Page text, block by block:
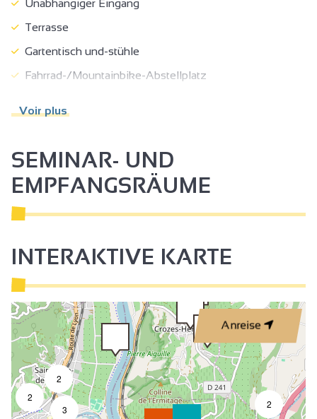
Unabhängiger Eingang
Terrasse
Gartentisch und-stühle
Fahrrad-/Mountainbike-Abstellplatz
Tiere gegen Aufpreis
Gepäckraum
Touristenbroschüren
Betten bei Anreise hergerichtet
Nichtraucher
Lärmgeschützte Unterkunft
Küche
Wohnzimmer/Esszimmer
Sofa
Bett 90 cm
Voir plus
SEMINAR- UND
EMPFANGSRÄUME
INTERAKTIVE KARTE
Anreise
2
2
2
3